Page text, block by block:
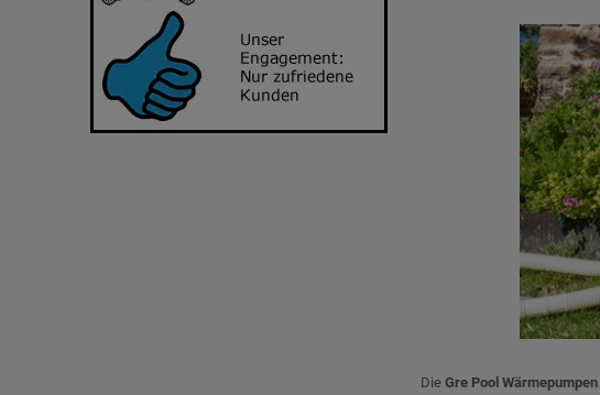
Die Gre Pool Wärmepumpen